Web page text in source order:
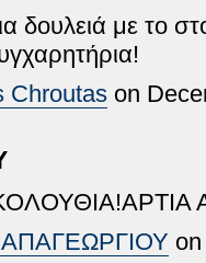
δουλειά με το
Chroutas on